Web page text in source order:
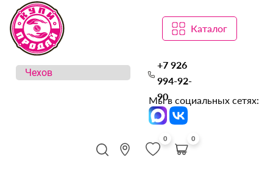
Каталог
+7 926
994-92-
90
Мы в социальных сетях:
0 0